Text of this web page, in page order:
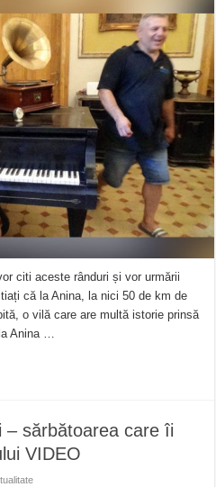
citi aceste rânduri și vor urmării
că la Anina, la nici 50 de km de
o vilă care are multă istorie prinsă
Anina …
– sărbătoarea care îi
VIDEO